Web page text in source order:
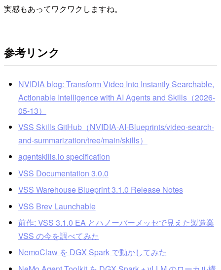
実感もあってワクワクしますね。
参考リンク
NVIDIA blog: Transform Video Into Instantly Searchable,
Actionable Intelligence with AI Agents and Skills（2026-
05-13）
VSS Skills GitHub（NVIDIA-AI-Blueprints/video-search-
and-summarization/tree/main/skills）
agentskills.io specification
VSS Documentation 3.0.0
VSS Warehouse Blueprint 3.1.0 Release Notes
VSS Brev Launchable
前作: VSS 3.1.0 EA とハノーバーメッセで見えた製造業
VSS の今を調べてみた
NemoClaw を DGX Spark で動かしてみた